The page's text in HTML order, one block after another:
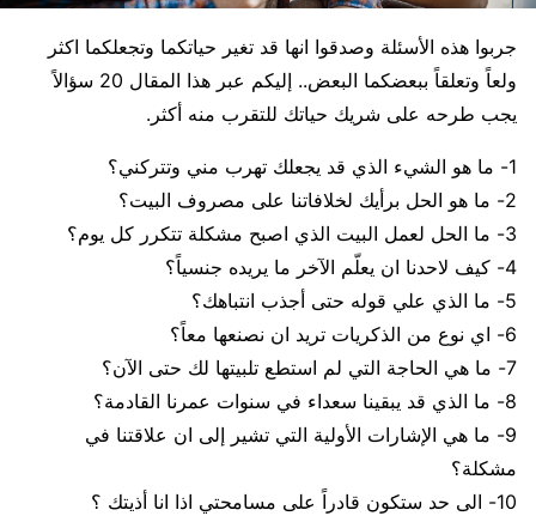
جربوا هذه الأسئلة وصدقوا انها قد تغير حياتكما وتجعلكما اكثر
ولعاً وتعلقاً ببعضكما البعض.. إليكم عبر هذا المقال 20 سؤالاً
يجب طرحه على شريك حياتك للتقرب منه أكثر.
1- ما هو الشيء الذي قد يجعلك تهرب مني وتتركني؟
2- ما هو الحل برأيك لخلافاتنا على مصروف البيت؟
3- ما الحل لعمل البيت الذي اصبح مشكلة تتكرر كل يوم؟
4- كيف لاحدنا ان يعلّم الآخر ما يريده جنسياً؟
5- ما الذي علي قوله حتى أجذب انتباهك؟
6- اي نوع من الذكريات تريد ان نصنعها معاً؟
7- ما هي الحاجة التي لم استطع تلبيتها لك حتى الآن؟
8- ما الذي قد يبقينا سعداء في سنوات عمرنا القادمة؟
9- ما هي الإشارات الأولية التي تشير إلى ان علاقتنا في
مشكلة؟
10- الى حد ستكون قادراً على مسامحتي اذا انا أذيتك ؟